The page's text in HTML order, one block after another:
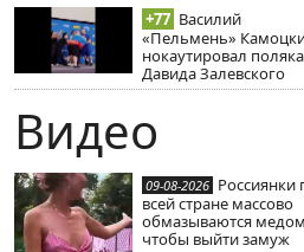
+77 Василий
«Пельмень»
нокаутировал поляка
Давида Залевского
Видео
09-08-2026 Россиянки
всей стране массово
обмазываются
чтобы выйти замуж